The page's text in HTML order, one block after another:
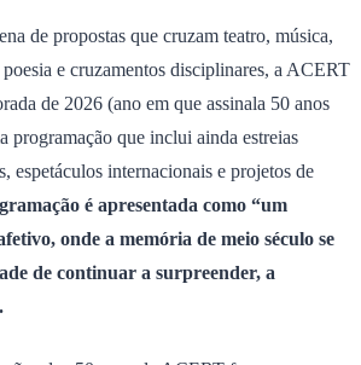
de propostas que cruzam teatro, música,
e cruzamentos disciplinares, a ACERT
de 2026 (ano em que assinala 50 anos
programação que inclui ainda estreias
espetáculos internacionais e projetos de
é apresentada como “um
onde a memória de meio século se
de continuar a surpreender, a